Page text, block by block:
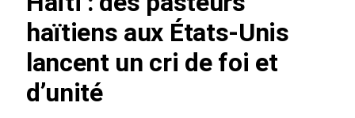
haïtiens aux États-Unis
lancent un cri de foi et
d’unité